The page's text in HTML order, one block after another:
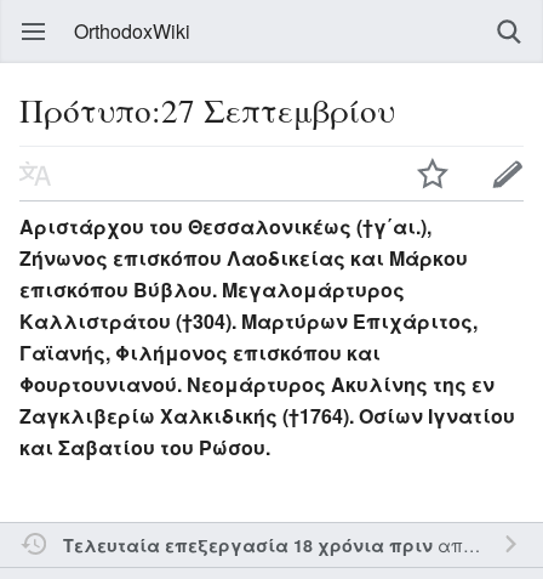
OrthodoxWiki
Πρότυπο:27 Σεπτεμβρίου
Αριστάρχου του Θεσσαλονικέως (†γ΄αι.),
Ζήνωνος επισκόπου Λαοδικείας και Μάρκου
επισκόπου Βύβλου. Μεγαλομάρτυρος
Καλλιστράτου (†304). Μαρτύρων Επιχάριτος,
Γαϊανής, Φιλήμονος επισκόπου και
Φουρτουνιανού. Νεομάρτυρος Ακυλίνης της εν
Ζαγκλιβερίω Χαλκιδικής (†1764). Οσίων Ιγνατίου
και Σαβατίου του Ρώσου.
Τελευταία επεξεργασία 18 χρόνια πριναπό τον την